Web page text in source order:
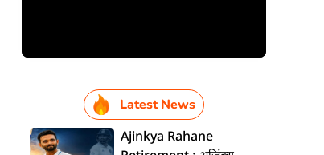
Latest News
Ajinkya Rahane